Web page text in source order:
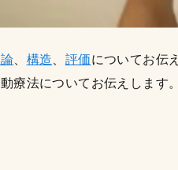
構造 評価についてお伝
療法についてお伝えします